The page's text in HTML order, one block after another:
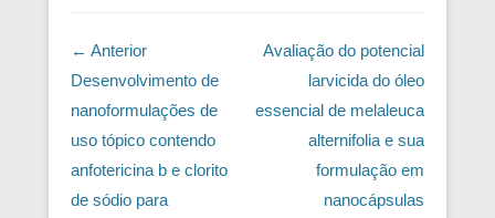
Navegação das Postagens
← Anterior
Desenvolvimento de
nanoformulações de
uso tópico contendo
anfotericina b e clorito
de sódio para
Avaliação do potencial
larvicida do óleo
essencial de melaleuca
alternifolia e sua
formulação em
nanocápsulas